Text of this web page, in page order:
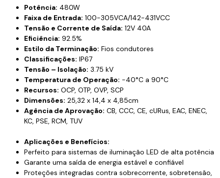
Potência: 480W
Faixa de Entrada: 100-305VCA/142-431VCC
Tensão e Corrente de Saída: 12V 40A
Eficiência: 92.5%
Estilo da Terminação: Fios condutores
Classificações: IP67
Tensão – Isolação: 3.75 kV
Temperatura de Operação: -40°C a 90°C
Recursos: OCP, OTP, OVP, SCP
Dimensões: 25,32 x 14,4 x 4,85cm
Agência de Aprovação: CB, CCC, CE, cURus, EAC, ENEC,
KC, PSE, RCM, TUV
Aplicações e Benefícios:
Perfeito para sistemas de iluminação LED de alta potência
Garante uma saída de energia estável e confiável
Proteções integradas contra sobrecorrente, sobretensão,